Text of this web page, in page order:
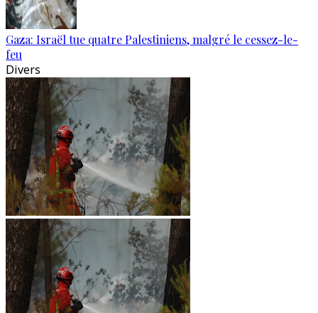
Gaza: Israël tue quatre Palestiniens, malgré le cessez-le-
feu
Divers